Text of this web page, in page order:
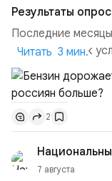
Результаты
Последние
адаптируется к
стороны,
необходимости,
поставках
турбулентность:
блокировки
российские
Читать 3 мин.
2
7 августа